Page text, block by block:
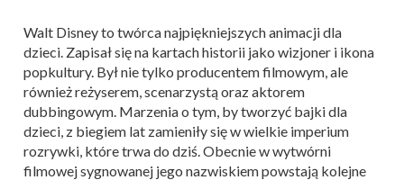
Walt Disney to twórca najpiękniejszych animacji dla
dzieci. Zapisał się na kartach historii jako wizjoner i ikona
popkultury. Był nie tylko producentem filmowym, ale
również reżyserem, scenarzystą oraz aktorem
dubbingowym. Marzenia o tym, by tworzyć bajki dla
dzieci, z biegiem lat zamieniły się w wielkie imperium
rozrywki, które trwa do dziś. Obecnie w wytwórni
filmowej sygnowanej jego nazwiskiem powstają kolejne